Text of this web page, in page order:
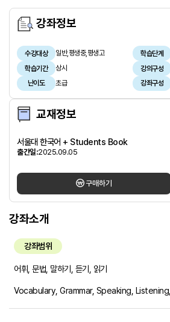
강좌정보
수강대상 일반,평생중,평생고 학습단계
학습기간
상시 강의구성
난이도
초급 강좌구성
교재정보
서울대 한국어 + Students Book
출간일:2025.09.05
구매하기
강좌소개
강좌범위
어휘, 문법, 말하기, 듣기, 읽기
Vocabulary, Grammar, Speaking,